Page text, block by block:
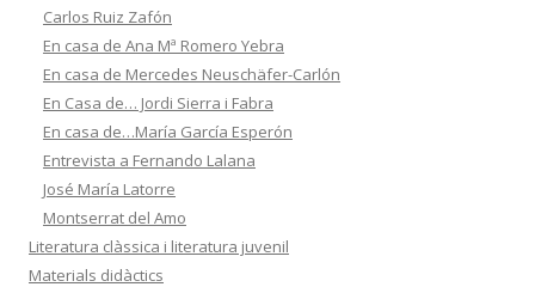
Carlos Ruiz Zafón
En casa de Ana Mª Romero Yebra
En casa de Mercedes Neuschäfer-Carlón
En Casa de… Jordi Sierra i Fabra
En casa de…María García Esperón
Entrevista a Fernando Lalana
José María Latorre
Montserrat del Amo
Literatura clàssica i literatura juvenil
Materials didàctics